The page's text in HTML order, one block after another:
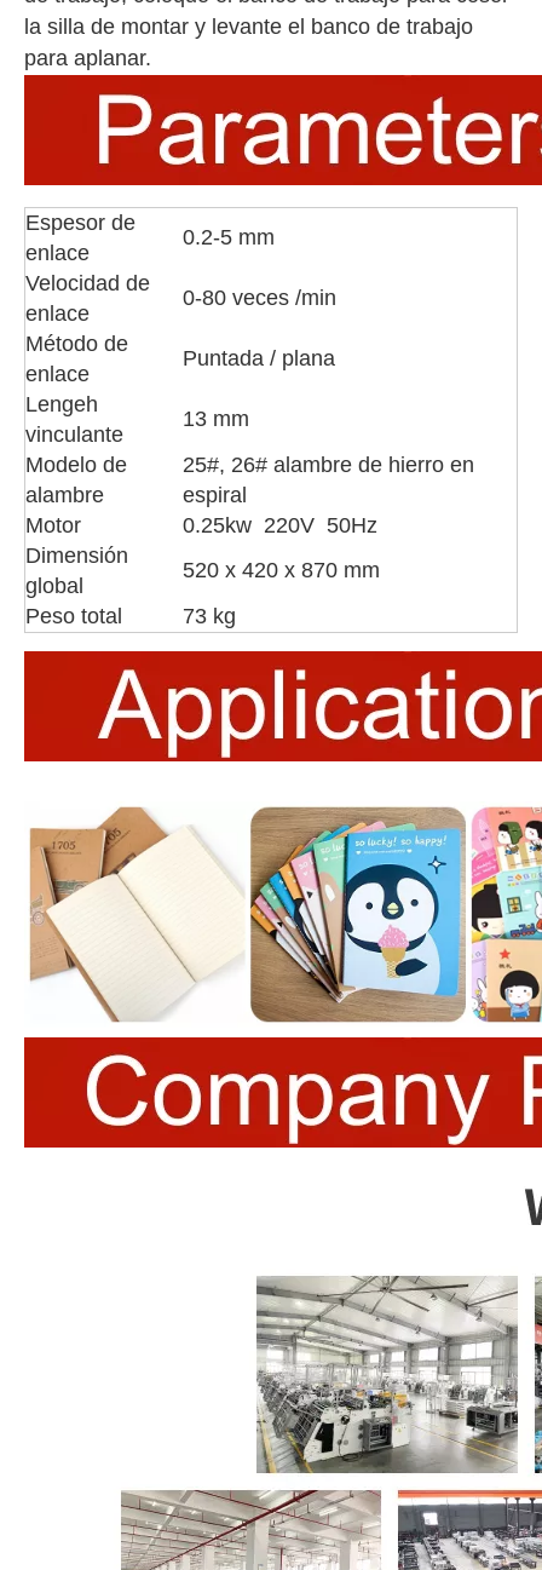
la silla de montar y levante el banco de trabajo
para aplanar.
Espesor de
enlace
0.2-5 mm
Velocidad de
enlace
0-80 veces /min
Método de
enlace
Puntada / plana
Lengeh
vinculante
13 mm
Modelo de
alambre
25#, 26# alambre de hierro en
espiral
Motor
0.25kw 220V 50Hz
Dimensión
global
520 x 420 x 870 mm
Peso total
73 kg